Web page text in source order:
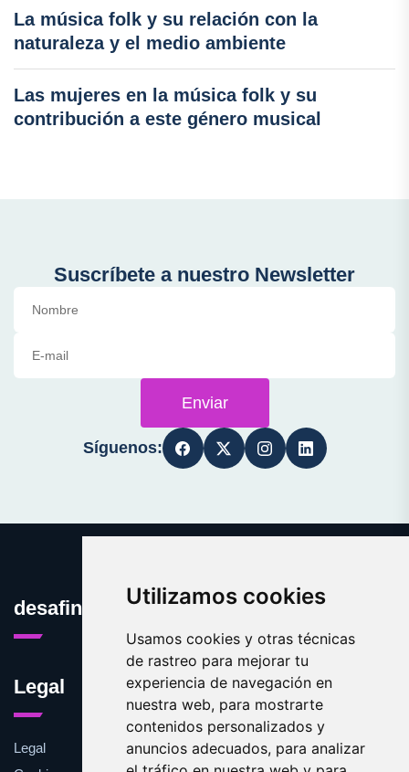
Utilizamos cookies
Usamos cookies y otras técnicas
de rastreo para mejorar tu
experiencia de navegación en
nuestra web, para mostrarte
contenidos personalizados y
anuncios adecuados, para analizar
La música folk y su relación con la
naturaleza y el medio ambiente
Las mujeres en la música folk y su
contribución a este género musical
Suscríbete a nuestro Newsletter
Enviar
Síguenos:
desafinado.es
Legal
Legal